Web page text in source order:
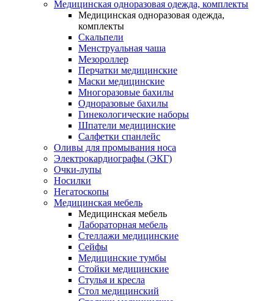
Медицинская одноразовая одежда, комплекты
Медицинская одноразовая одежда,
комплекты
Скальпели
Менструальная чаша
Мезороллер
Перчатки медицинские
Маски медицинские
Многоразовые бахилы
Одноразовые бахилы
Гинекологические наборы
Шпатели медицинские
Салфетки спанлейс
Оливы для промывания носа
Электрокардиографы (ЭКГ)
Очки-лупы
Носилки
Негатоскопы
Медицинская мебель
Медицинская мебель
Лабораторная мебель
Стеллажи медицинские
Сейфы
Медицинские тумбы
Стойки медицинские
Cтулья и кресла
Стол медицинский